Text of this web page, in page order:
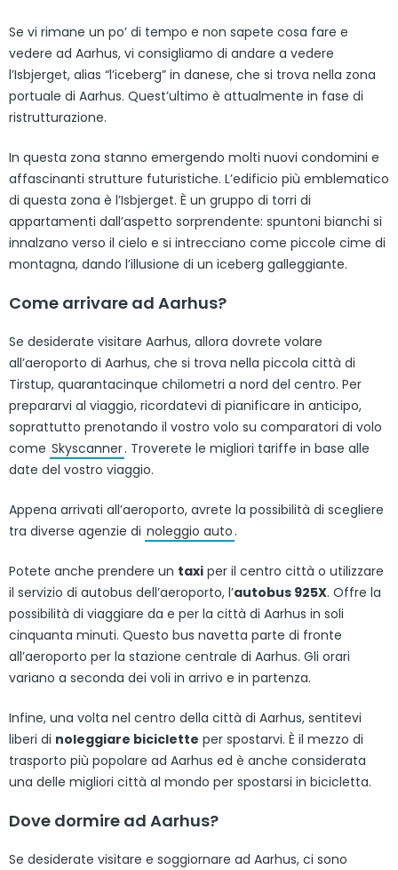
Se vi rimane un po’ di tempo e non sapete cosa fare e
vedere ad Aarhus, vi consigliamo di andare a vedere
l’Isbjerget, alias “l’iceberg” in danese, che si trova nella zona
portuale di Aarhus. Quest’ultimo è attualmente in fase di
ristrutturazione.
In questa zona stanno emergendo molti nuovi condomini e
affascinanti strutture futuristiche. L’edificio più emblematico
di questa zona è l’Isbjerget. È un gruppo di torri di
appartamenti dall’aspetto sorprendente: spuntoni bianchi si
innalzano verso il cielo e si intrecciano come piccole cime di
montagna, dando l’illusione di un iceberg galleggiante.
Come arrivare ad Aarhus?
Se desiderate visitare Aarhus, allora dovrete volare
all’aeroporto di Aarhus, che si trova nella piccola città di
Tirstup, quarantacinque chilometri a nord del centro. Per
prepararvi al viaggio, ricordatevi di pianificare in anticipo,
soprattutto prenotando il vostro volo su comparatori di volo
come Skyscanner. Troverete le migliori tariffe in base alle
date del vostro viaggio.
Appena arrivati all’aeroporto, avrete la possibilità di scegliere
tra diverse agenzie di noleggio auto .
Potete anche prendere un taxi per il centro città o utilizzare
il servizio di autobus dell’aeroporto, l’autobus 925X. Offre la
possibilità di viaggiare da e per la città di Aarhus in soli
cinquanta minuti. Questo bus navetta parte di fronte
all’aeroporto per la stazione centrale di Aarhus. Gli orari
variano a seconda dei voli in arrivo e in partenza.
Infine, una volta nel centro della città di Aarhus, sentitevi
liberi di noleggiare biciclette per spostarvi. È il mezzo di
trasporto più popolare ad Aarhus ed è anche considerata
una delle migliori città al mondo per spostarsi in bicicletta.
Dove dormire ad Aarhus?
Se desiderate visitare e soggiornare ad Aarhus, ci sono